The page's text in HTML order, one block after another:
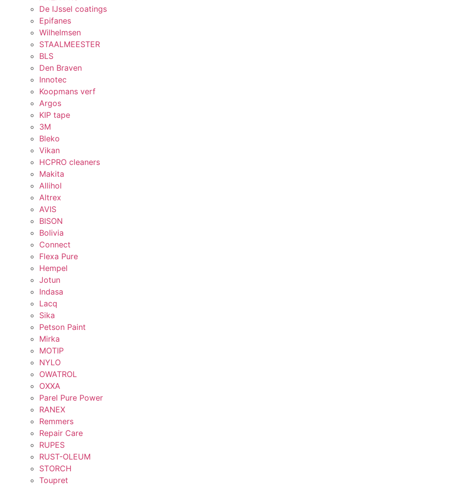
De IJssel coatings
Epifanes
Wilhelmsen
STAALMEESTER
BLS
Den Braven
Innotec
Koopmans verf
Argos
KIP tape
3M
Bleko
Vikan
HCPRO cleaners
Makita
Allihol
Altrex
AVIS
BISON
Bolivia
Connect
Flexa Pure
Hempel
Jotun
Indasa
Lacq
Sika
Petson Paint
Mirka
MOTIP
NYLO
OWATROL
OXXA
Parel Pure Power
RANEX
Remmers
Repair Care
RUPES
RUST-OLEUM
STORCH
Toupret